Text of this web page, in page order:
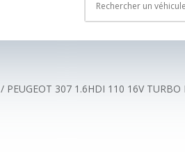
/ PEUGEOT 307 1.6HDI 110 16V TURBO